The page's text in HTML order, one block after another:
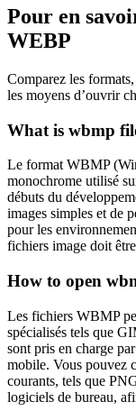
Pour en
WEBP
Comparez les
les moyens d’ouvrir
What is wbmp
Le format WBMP
monochrome utilisé
débuts du
images simples et de
pour les
fichiers image doit
How to open
Les fichiers WBMP
spécialisés tels que
sont pris en charge
mobile. Vous pouvez
courants, tels que
logiciels de bureau,